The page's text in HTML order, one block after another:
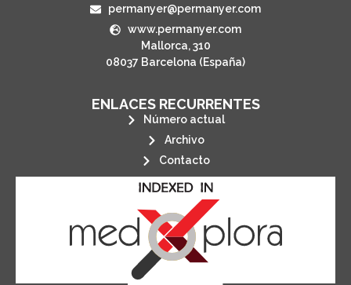
permanyer@permanyer.com
www.permanyer.com
Mallorca, 310
08037 Barcelona (España)
ENLACES RECURRENTES
Número actual
Archivo
Contacto